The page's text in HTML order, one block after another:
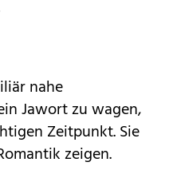
nahe
Jawort zu wagen,
Zeitpunkt. Sie
zeigen.